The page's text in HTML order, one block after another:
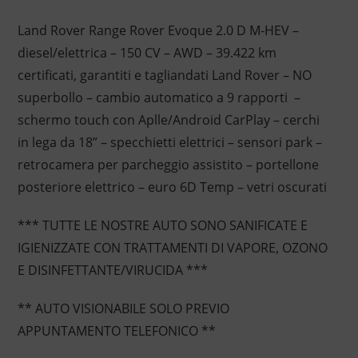
Land Rover Range Rover Evoque 2.0 D M-HEV –
diesel/elettrica – 150 CV – AWD – 39.422 km
certificati, garantiti e tagliandati Land Rover – NO
superbollo – cambio automatico a 9 rapporti –
schermo touch con Aplle/Android CarPlay – cerchi
in lega da 18” – specchietti elettrici – sensori park –
retrocamera per parcheggio assistito – portellone
posteriore elettrico – euro 6D Temp – vetri oscurati
*** TUTTE LE NOSTRE AUTO SONO SANIFICATE E
IGIENIZZATE CON TRATTAMENTI DI VAPORE, OZONO
E DISINFETTANTE/VIRUCIDA ***
** AUTO VISIONABILE SOLO PREVIO
APPUNTAMENTO TELEFONICO **